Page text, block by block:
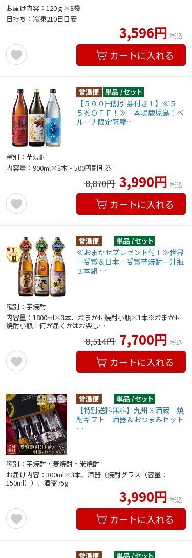
お届け内容：120ｇ×8袋
日持ち：冷凍210日目安
3,596円 税込
カートに入れる
【５００円割引券付き！】≪５
５％ＯＦＦ！≫ 本場鹿児島！ベ
ルーナ限定薩摩…
種別：芋焼酎
内容量：900ml×3本・500円割引券
8,870円 3,990円 税込
カートに入れる
≪おまかせプレゼント付！≫世界
一受賞＆日本一受賞芋焼酎一升瓶
３本組 …
種別：芋焼酎
内容量：1800ml×3本、おまかせ焼酎小瓶×1本※おまかせ
焼酎小瓶！何が届くかはお楽し…
8,514円 7,700円 税込
カートに入れる
【特別送料無料】九州３酒蔵 焼
酎ギフト 酒器＆おつまみセット
…
種別：芋焼酎・麦焼酎・米焼酎
お届け内容：300ml×3本、酒器（焼酎グラス（容量：
150ml））、酒盗75g
3,990円 税込
カートに入れる